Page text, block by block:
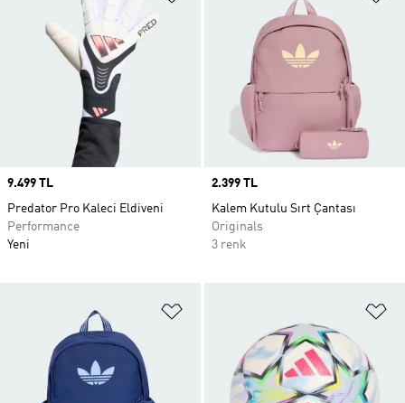
Price
9.499 TL
Predator Pro Kaleci Eldiveni
Performance
Yeni
Price
2.399 TL
Kalem Kutulu Sırt Çantası
Originals
3 renk